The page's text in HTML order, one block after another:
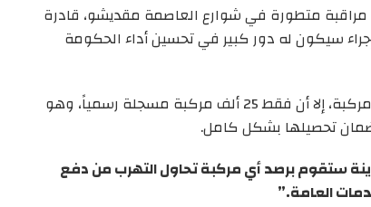
مراقبة متطورة في شوارع العاصمة مقديشو، قادرة
سيكون له دور كبير في تحسين أداء الحكومة
وأشار الوزير إلى أن العاصمة تشهد حركة أكثر من 60 ألف مركبة، إلا أن فقط 25 ألف مركبة مسجلة رسمياً، وهو
تحصيلها بشكل كامل.
ستقوم برصد أي مركبة تحاول التهرب من دفع
العامة.”